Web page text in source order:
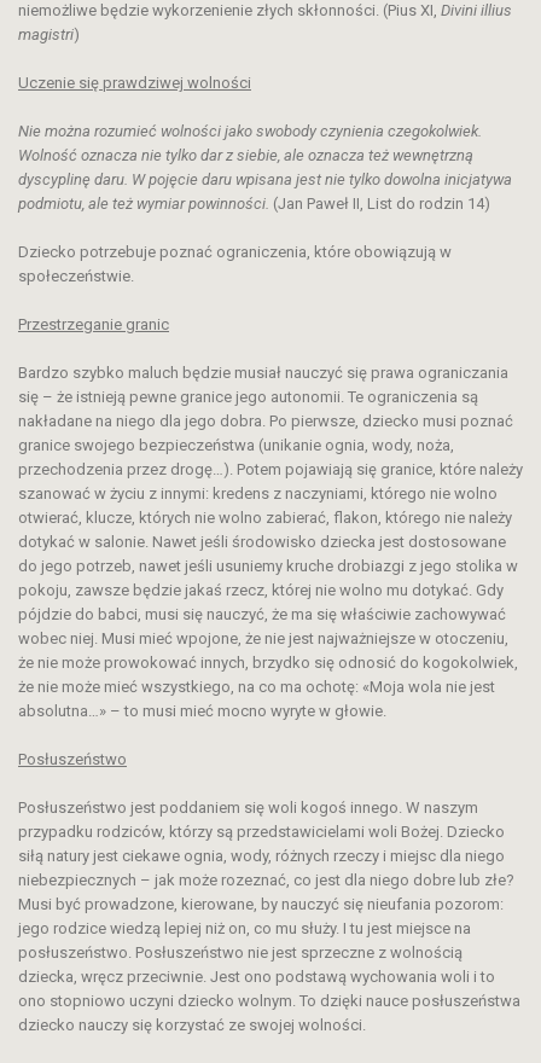
niemożliwe będzie wykorzenienie złych skłonności. (Pius XI, Divini illius
magistri)
Uczenie się prawdziwej wolności
Nie można rozumieć wolności jako swobody czynienia czegokolwiek.
Wolność oznacza nie tylko dar z siebie, ale oznacza też wewnętrzną
dyscyplinę daru. W pojęcie daru wpisana jest nie tylko dowolna inicjatywa
podmiotu, ale też wymiar powinności. (Jan Paweł II, List do rodzin 14)
Dziecko potrzebuje poznać ograniczenia, które obowiązują w
społeczeństwie.
Przestrzeganie granic
Bardzo szybko maluch będzie musiał nauczyć się prawa ograniczania
się – że istnieją pewne granice jego autonomii. Te ograniczenia są
nakładane na niego dla jego dobra. Po pierwsze, dziecko musi poznać
granice swojego bezpieczeństwa (unikanie ognia, wody, noża,
przechodzenia przez drogę…). Potem pojawiają się granice, które należy
szanować w życiu z innymi: kredens z naczyniami, którego nie wolno
otwierać, klucze, których nie wolno zabierać, flakon, którego nie należy
dotykać w salonie. Nawet jeśli środowisko dziecka jest dostosowane
do jego potrzeb, nawet jeśli usuniemy kruche drobiazgi z jego stolika w
pokoju, zawsze będzie jakaś rzecz, której nie wolno mu dotykać. Gdy
pójdzie do babci, musi się nauczyć, że ma się właściwie zachowywać
wobec niej. Musi mieć wpojone, że nie jest najważniejsze w otoczeniu,
że nie może prowokować innych, brzydko się odnosić do kogokolwiek,
że nie może mieć wszystkiego, na co ma ochotę: «Moja wola nie jest
absolutna…» – to musi mieć mocno wyryte w głowie.
Posłuszeństwo
Posłuszeństwo jest poddaniem się woli kogoś innego. W naszym
przypadku rodziców, którzy są przedstawicielami woli Bożej. Dziecko
siłą natury jest ciekawe ognia, wody, różnych rzeczy i miejsc dla niego
niebezpiecznych – jak może rozeznać, co jest dla niego dobre lub złe?
Musi być prowadzone, kierowane, by nauczyć się nieufania pozorom:
jego rodzice wiedzą lepiej niż on, co mu służy. I tu jest miejsce na
posłuszeństwo. Posłuszeństwo nie jest sprzeczne z wolnością
dziecka, wręcz przeciwnie. Jest ono podstawą wychowania woli i to
ono stopniowo uczyni dziecko wolnym. To dzięki nauce posłuszeństwa
dziecko nauczy się korzystać ze swojej wolności.